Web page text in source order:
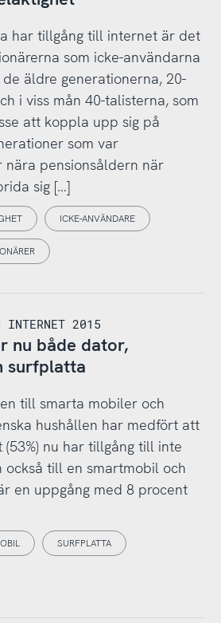
har tillgång till internet är det
som icke-användarna
äldre generationerna, 20-
i viss mån 40-talisterna, som
att koppla upp sig på
som var
nära pensionsåldern när
sig […]
ICKE-ANVÄNDARE
INTERNET 2015
nu både dator,
surfplatta
till smarta mobiler och
hushållen har medfört att
nu har tillgång till inte
till en smartmobil och
en uppgång med 8 procent
SURFPLATTA